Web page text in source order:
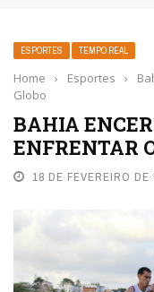
ESPORTES TEMPO REAL
Home › Esportes ›
Globo
BAHIA
ENFRENTAR
18 DE FEVEREIRO DE